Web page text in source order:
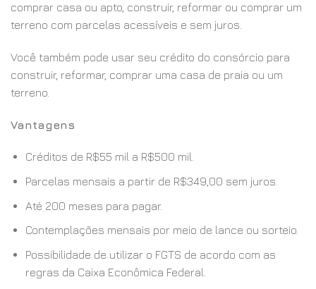
comprar casa ou apto, construir, reformar ou comprar um
terreno com parcelas acessíveis e sem juros.
Você também pode usar seu crédito do consórcio para
construir, reformar, comprar uma casa de praia ou um
terreno.
Vantagens
Créditos de R$55 mil a R$500 mil.
Parcelas mensais a partir de R$349,00 sem juros.
Até 200 meses para pagar.
Contemplações mensais por meio de lance ou sorteio.
Possibilidade de utilizar o FGTS de acordo com as
regras da Caixa Econômica Federal.